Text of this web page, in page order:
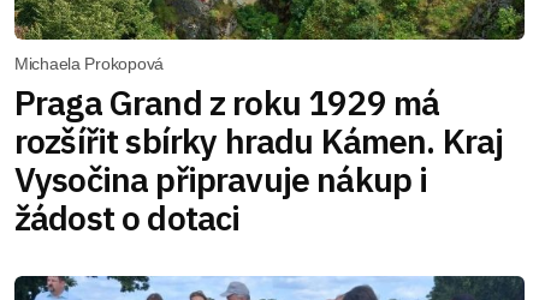
Michaela Prokopová
Praga Grand z roku 1929 má
rozšířit sbírky hradu Kámen. Kraj
Vysočina připravuje nákup i
žádost o dotaci